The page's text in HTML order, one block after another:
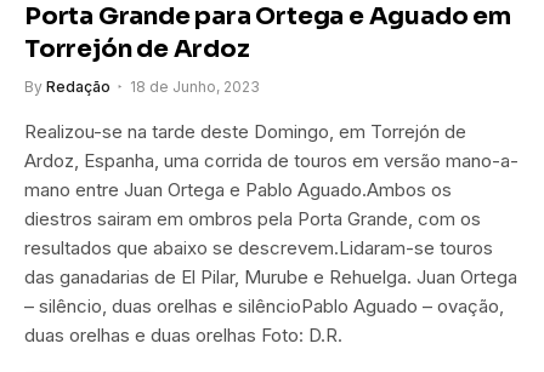
Porta Grande para Ortega e Aguado em
Torrejón de Ardoz
By Redação 18 de Junho, 2023
Realizou-se na tarde deste Domingo, em Torrejón de
Ardoz, Espanha, uma corrida de touros em versão mano-a-
mano entre Juan Ortega e Pablo Aguado.Ambos os
diestros sairam em ombros pela Porta Grande, com os
resultados que abaixo se descrevem.Lidaram-se touros
das ganadarias de El Pilar, Murube e Rehuelga. Juan Ortega
– silêncio, duas orelhas e silêncioPablo Aguado – ovação,
duas orelhas e duas orelhas Foto: D.R.